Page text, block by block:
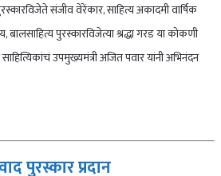
संजीव वेरेंकार, साहित्य अकादमी वार्षिक
पुरस्कारविजेत्या श्रद्धा गरड या कोकणी
उपमुख्यमंत्री अजित पवार यांनी अभिनंदन
पुरस्कार प्रदान